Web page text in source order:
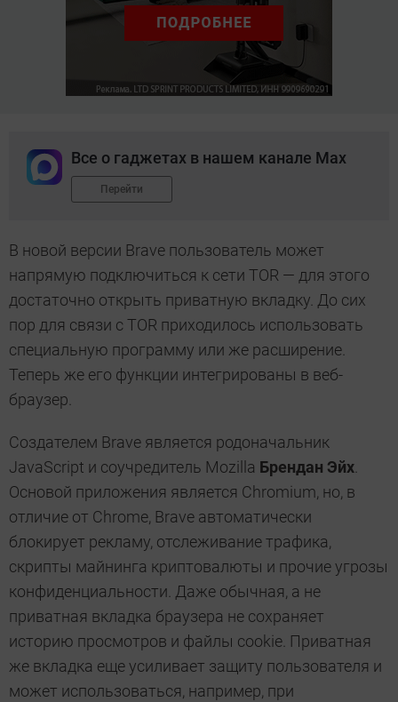
Все о гаджетах в нашем канале Max
Перейти
В новой версии Brave пользователь может
напрямую подключиться к сети TOR — для этого
достаточно открыть приватную вкладку. До сих
пор для связи с TOR приходилось использовать
специальную программу или же расширение.
Теперь же его функции интегрированы в веб-
браузер.
Создателем Brave является родоначальник
JavaScript и соучредитель Mozilla Брендан Эйх.
Основой приложения является Chromium, но, в
отличие от Chrome, Brave автоматически
блокирует рекламу, отслеживание трафика,
скрипты майнинга криптовалюты и прочие угрозы
конфиденциальности. Даже обычная, а не
приватная вкладка браузера не сохраняет
историю просмотров и файлы cookie. Приватная
же вкладка еще усиливает защиту пользователя и
может использоваться, например, при